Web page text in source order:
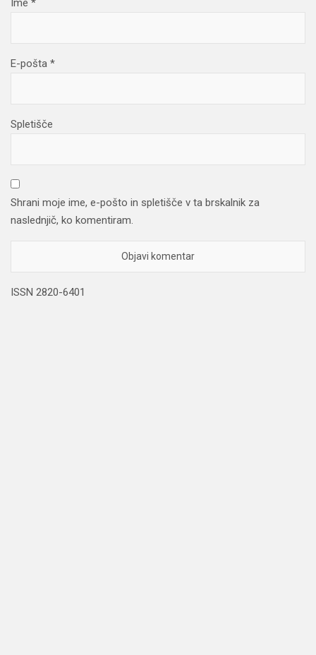
Ime *
E-pošta *
Spletišče
Shrani moje ime, e-pošto in spletišče v ta brskalnik za
naslednjič, ko komentiram.
ISSN 2820-6401